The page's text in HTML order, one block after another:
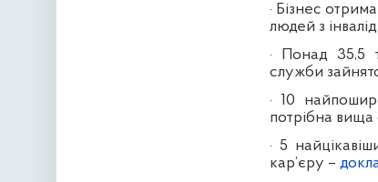
· Бізнес
людей з
· Понад 35,5
служби
· 10
потрібна вища
· 5
кар’єру –